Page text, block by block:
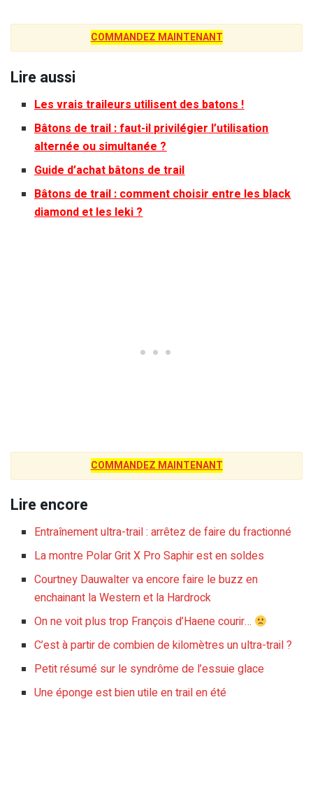
COMMANDEZ MAINTENANT
Lire aussi
Les vrais traileurs utilisent des batons !
Bâtons de trail : faut-il privilégier l’utilisation
alternée ou simultanée ?
Guide d’achat bâtons de trail
Bâtons de trail : comment choisir entre les black
diamond et les leki ?
COMMANDEZ MAINTENANT
Lire encore
Entraînement ultra-trail : arrêtez de faire du fractionné
La montre Polar Grit X Pro Saphir est en soldes
Courtney Dauwalter va encore faire le buzz en
enchainant la Western et la Hardrock
On ne voit plus trop François d’Haene courir…
C’est à partir de combien de kilomètres un ultra-trail ?
Petit résumé sur le syndrôme de l’essuie glace
Une éponge est bien utile en trail en été